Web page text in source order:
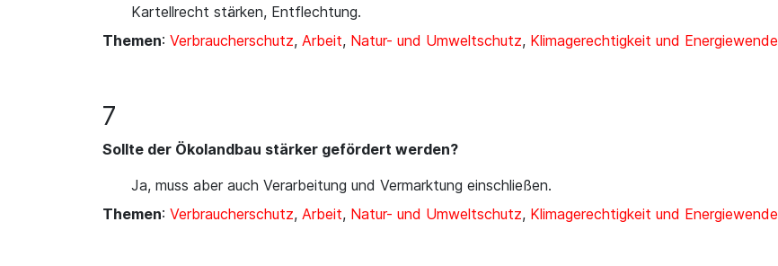
Kartellrecht stärken, Entflechtung.
Themen: Verbraucherschutz, Arbeit, Natur- und Umweltschutz, Klimagerechtigkeit und Energiewende
7
Sollte der Ökolandbau stärker gefördert werden?
Ja, muss aber auch Verarbeitung und Vermarktung einschließen.
Themen: Verbraucherschutz, Arbeit, Natur- und Umweltschutz, Klimagerechtigkeit und Energiewende